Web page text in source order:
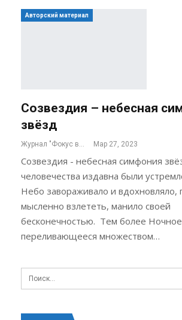
Авторский материал
Созвездия – небесная
звёзд
Журнал "Фокус внимания" Мар 27, 2023
Созвездия - небесная симфония
человечества издавна были
Небо завораживало и вдохновляло,
мысленно взлететь, манило своей
бесконечностью. Тем более
переливающееся множеством…